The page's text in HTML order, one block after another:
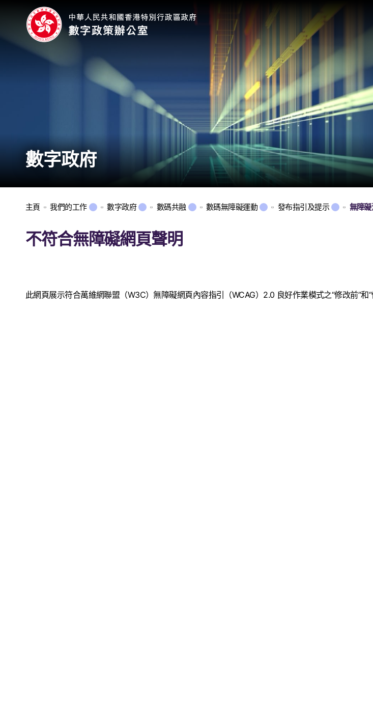
數字政府
主頁 我們的工作 數字政府 數碼共融 數碼無障礙運動 發布指引及提示 無障
不符合無障礙網頁聲明
此網頁展示符合萬維網聯盟（W3C）無障礙網頁內容指引（WCAG）2.0 良好作業模式之“修改前”